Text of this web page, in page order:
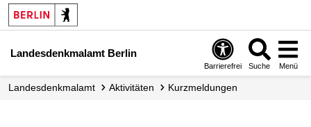
Landesdenkmalamt Berlin
Barrierefrei Suche Menü
Landesdenkmalamt Aktivitäten Kurzmeldungen